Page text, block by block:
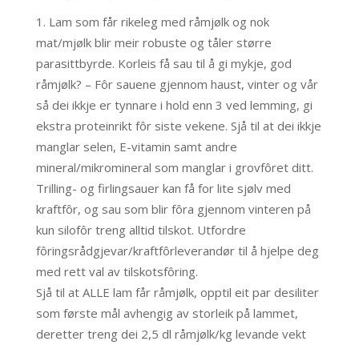
Lam som får rikeleg med råmjølk og nok
mat/mjølk blir meir robuste og tåler større
parasittbyrde. Korleis få sau til å gi mykje, god
råmjølk? – Fôr sauene gjennom haust, vinter og vår
så dei ikkje er tynnare i hold enn 3 ved lemming, gi
ekstra proteinrikt fôr siste vekene. Sjå til at dei ikkje
manglar selen, E-vitamin samt andre
mineral/mikromineral som manglar i grovfôret ditt.
Trilling- og firlingsauer kan få for lite sjølv med
kraftfôr, og sau som blir fôra gjennom vinteren på
kun silofôr treng alltid tilskot. Utfordre
fôringsrådgjevar/kraftfôrleverandør til å hjelpe deg
med rett val av tilskotsfôring.
Sjå til at ALLE lam får råmjølk, opptil eit par desiliter
som første mål avhengig av storleik på lammet,
deretter treng dei 2,5 dl råmjølk/kg levande vekt